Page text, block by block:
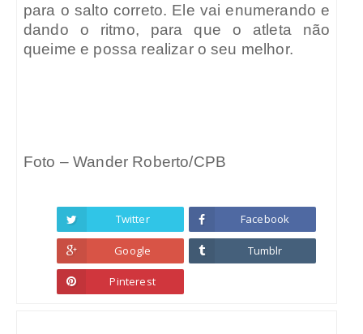
para o salto correto. Ele vai enumerando e
dando o ritmo, para que o atleta não
queime e possa realizar o seu melhor.
Foto – Wander Roberto/CPB
Twitter Facebook
Google Tumblr
Pinterest